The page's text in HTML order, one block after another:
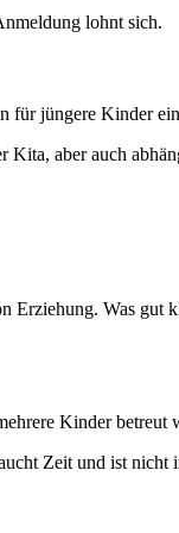
lohnt sich.
für jüngere Kinder
aber auch
Erziehung. Was
Kinder betreut
Zeit und ist nicht